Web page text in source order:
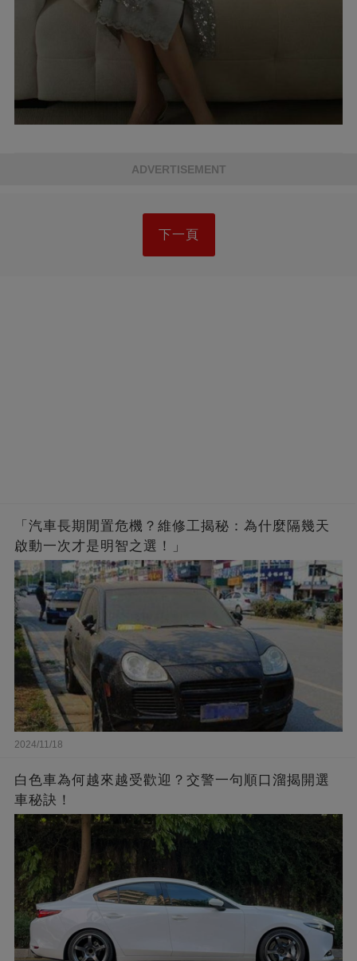
ADVERTISEMENT
下一頁
「汽車長期閒置危機？維修工揭秘：為什麼隔幾天
啟動一次才是明智之選！」
2024/11/18
白色車為何越來越受歡迎？交警一句順口溜揭開選
車秘訣！